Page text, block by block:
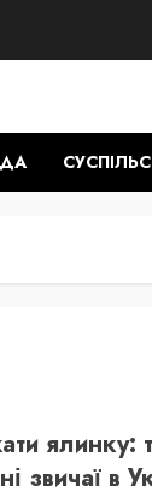
ялинку:
звичаї в